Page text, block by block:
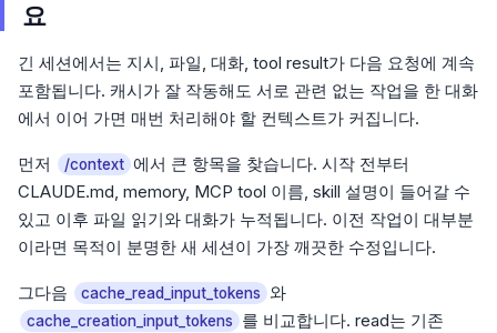
요
긴 세션에서는 지시, 파일, 대화, tool result가 다음 요청에 계속
포함됩니다. 캐시가 잘 작동해도 서로 관련 없는 작업을 한 대화
에서 이어 가면 매번 처리해야 할 컨텍스트가 커집니다.
먼저 /context 에서 큰 항목을 찾습니다. 시작 전부터
CLAUDE.md, memory, MCP tool 이름, skill 설명이 들어갈 수
있고 이후 파일 읽기와 대화가 누적됩니다. 이전 작업이 대부분
이라면 목적이 분명한 새 세션이 가장 깨끗한 수정입니다.
그다음 cache_read_input_tokens 와
cache_creation_input_tokens
를 비교합니다. read는 기존